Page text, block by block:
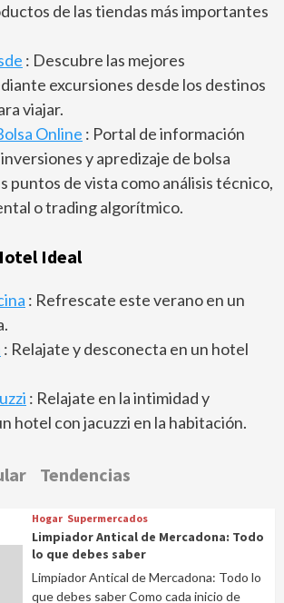
de las tiendas más importantes
: Descubre las mejores
excursiones desde los destinos
viajar.
Online : Portal de información
y apredizaje de bolsa
puntos de vista como análisis técnico,
o trading algorítmico.
Ideal
: Refrescate este verano en un
: Relajate y desconecta en un hotel
: Relajate en la intimidad y
hotel con jacuzzi en la habitación.
Tendencias
Hogar Supermercados
Limpiador Antical de Mercadona: Todo
lo que debes saber
Limpiador Antical de Mercadona: Todo lo
que debes saber Como cada inicio de